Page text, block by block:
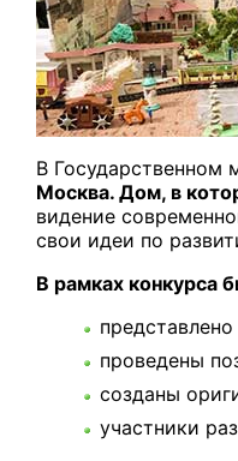
В Государственном
Москва. Дом, в
видение
свои идеи по
В рамках конкурса
представлено
проведены
созданы
участники